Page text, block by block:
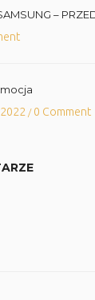
–
/0 Comment